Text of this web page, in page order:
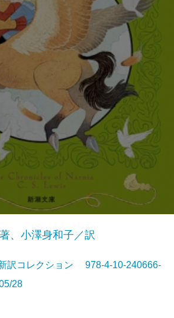
、小澤身和子／訳
訳コレクション 978-4-10-240666-
28